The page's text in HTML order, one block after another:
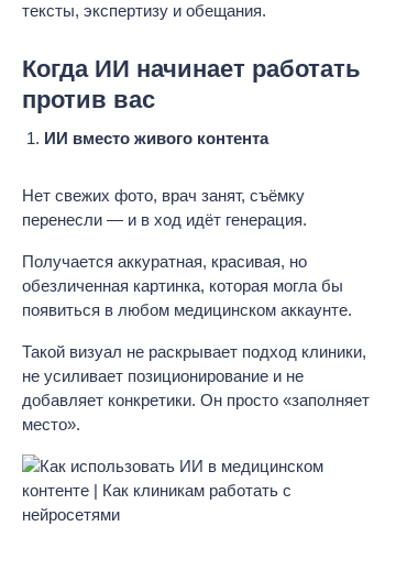
тексты, экспертизу и обещания.
Когда ИИ начинает работать
против вас
ИИ вместо живого контента
Нет свежих фото, врач занят, съёмку
перенесли — и в ход идёт генерация.
Получается аккуратная, красивая, но
обезличенная картинка, которая могла бы
появиться в любом медицинском аккаунте.
Такой визуал не раскрывает подход клиники,
не усиливает позиционирование и не
добавляет конкретики. Он просто «заполняет
место».